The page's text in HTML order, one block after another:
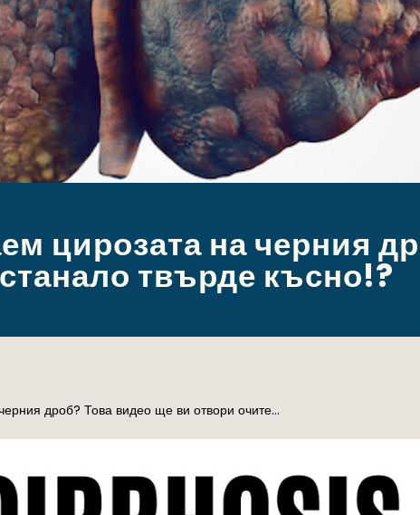
цирозата на черния
станало твърде късно!?
дроб? Това видео ще ви отвори очите…